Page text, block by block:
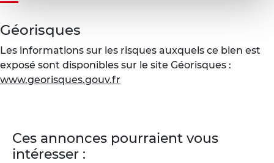
Géorisques
Les informations sur les risques auxquels ce bien est
exposé sont disponibles sur le site Géorisques :
www.georisques.gouv.fr
Ces annonces pourraient vous
intéresser :